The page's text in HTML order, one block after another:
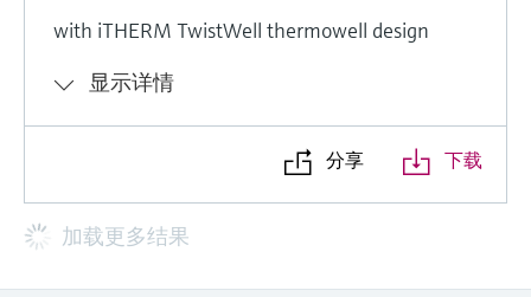
with iTHERM TwistWell thermowell design
显示详情
分享 下载
加载更多结果